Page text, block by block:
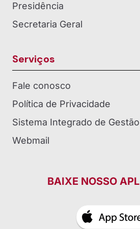
Presidência
Secretaria Geral
Serviços
Fale conosco
Política de Privacidade
Sistema Integrado de Gestão
Webmail
BAIXE NOSSO